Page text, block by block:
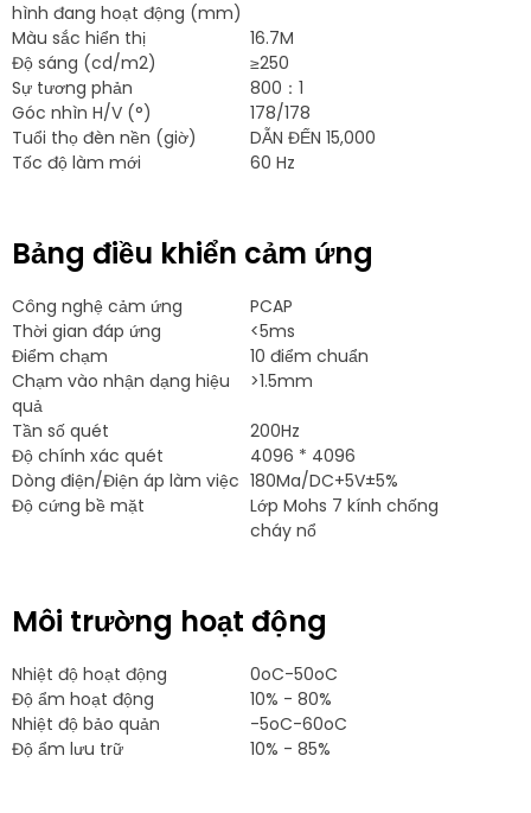
hình đang hoạt động (mm)
Màu sắc hiển thị
16.7M
Độ sáng (cd/m2)
≥250
Sự tương phản
800：1
Góc nhìn H/V (°)
178/178
Tuổi thọ đèn nền (giờ)
DẪN ĐẾN 15,000
Tốc độ làm mới
60 Hz
Bảng điều khiển cảm ứng
Công nghệ cảm ứng
PCAP
Thời gian đáp ứng
<5ms
Điểm chạm
10 điểm chuẩn
Chạm vào nhận dạng hiệu
quả
>1.5mm
Tần số quét
200Hz
Độ chính xác quét
4096 * 4096
Dòng điện/Điện áp làm việc 180Ma/DC+5V±5%
Độ cứng bề mặt
Lớp Mohs 7 kính chống
cháy nổ
Môi trường hoạt động
Nhiệt độ hoạt động
0oC-50oC
Độ ẩm hoạt động
10% - 80%
Nhiệt độ bảo quản
-5oC-60oC
Độ ẩm lưu trữ
10% - 85%